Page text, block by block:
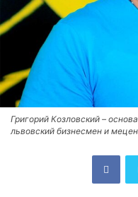
Григорий Козловский –
львовский бизнесмен и